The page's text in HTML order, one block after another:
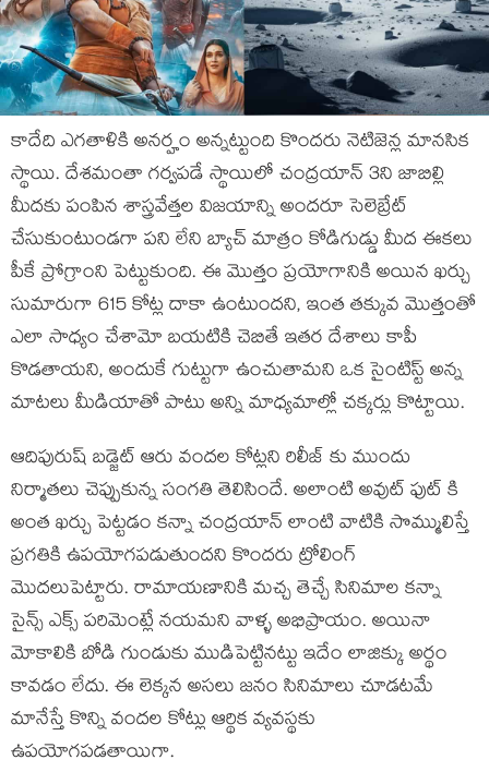
కాదేది ఎగతాళికి అనర్హం అన్నట్టుంది కొందరు నెటిజెన్ల మానసిక
స్థాయి. దేశమంతా గర్వపడే స్థాయిలో చంద్రయాన్ 3ని జాబిల్లి
మీదకు పంపిన శాస్త్రవేత్తల విజయాన్ని అందరూ సెలెబ్రేట్
చేసుకుంటుండగా పని లేని బ్యాచ్ మాత్రం కోడిగుడ్డు మీద ఈకలు
పీకే ప్రోగ్రాంని పెట్టుకుంది. ఈ మొత్తం ప్రయోగానికి అయిన ఖర్చు
సుమారుగా 615 కోట్ల దాకా ఉంటుందని, ఇంత తక్కువ మొత్తంతో
ఎలా సాధ్యం చేశామో బయటికి చెబితే ఇతర దేశాలు కాపీ
కొడతాయని, అందుకే గుట్టుగా ఉంచుతామని ఒక సైంటిస్ట్ అన్న
మాటలు మీడియాతో పాటు అన్ని మాధ్యమాల్లో చక్కర్లు కొట్టాయి.
ఆదిపురుష్ బడ్జెట్ ఆరు వందల కోట్లని రిలీజ్ కు ముందు
నిర్మాతలు చెప్పుకున్న సంగతి తెలిసిందే. అలాంటి అవుట్ ఫుట్ కి
అంత ఖర్చు పెట్టడం కన్నా చంద్రయాన్ లాంటి వాటికి సొమ్ములిస్తే
ప్రగతికి ఉపయోగపడుతుందని కొందరు ట్రోలింగ్
మొదలుపెట్టారు. రామాయణానికి మచ్చ తెచ్చే సినిమాల కన్నా
సైన్స్ ఎక్స్ పరిమెంట్లే నయమని వాళ్ళ అభిప్రాయం. అయినా
మోకాలికి బోడి గుండుకు ముడిపెట్టినట్టు ఇదేం లాజిక్కు అర్థం
కావడం లేదు. ఈ లెక్కన అసలు జనం సినిమాలు చూడటమే
మానేస్తే కొన్ని వందల కోట్లు ఆర్థిక వ్యవస్థకు
ఉపయోగపడతాయిగా.